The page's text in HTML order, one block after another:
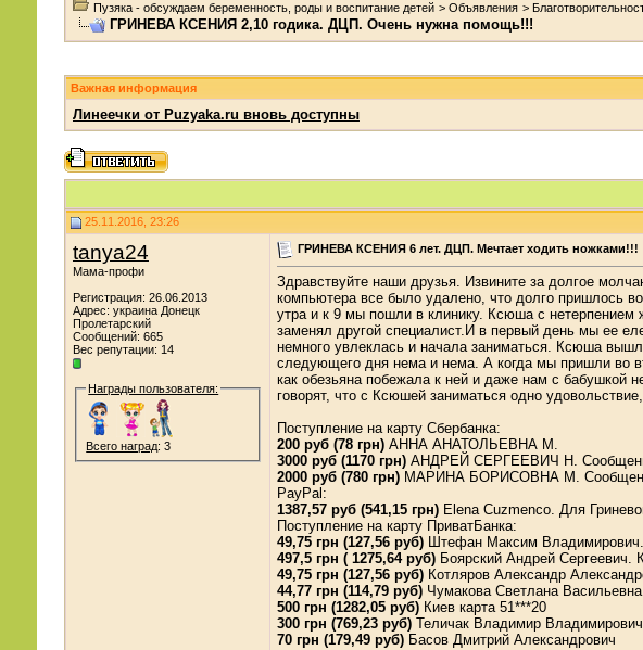
Пузяка - обсуждаем беременность, роды и воспитание детей > Объявления >
ГРИНЕВА КСЕНИЯ 2,10 годика. ДЦП. Очень нужна помощь!!!
Важная информация
Линеечки от Puzyaka.ru вновь доступны
25.11.2016, 23:26
tanya24
Мама-профи
Регистрация: 26.06.2013
Адрес: украина Донецк
Пролетарский
Сообщений: 665
Вес репутации: 14
Награды пользователя:
Всего наград: 3
ГРИНЕВА КСЕНИЯ 6 лет. ДЦП. Мечтает ходить ножками!!!
Здравствуйте наши друзья. Извините за долгое
компьютера все было удалено, что долго пришлось
утра и к 9 мы пошли в клинику. Ксюша с нетерпением
заменял другой специалист.И в первый день мы ее
немного увлеклась и начала заниматься. Ксюша
следующего дня нема и нема. А когда мы пришли во
как обезьяна побежала к ней и даже нам с бабушкой
говорят, что с Ксюшей заниматься одно
Поступление на карту Сбербанка:
200 руб (78 грн)АННА АНАТОЛЬЕВНА М.
3000 руб (1170 грн)АНДРЕЙ СЕРГЕЕВИЧ Н.
2000 руб (780 грн)МАРИНА БОРИСОВНА М.
PayPal:
1387,57 руб (541,15 грн)Elena Cuzmenco. Для
Поступление на карту ПриватБанка:
49,75 грн (127,56 руб) Штефан Максим
497,5 грн ( 1275,64 руб)Боярский Андрей Сергеевич.
49,75 грн (127,56 руб)Котляров Александр
44,77 грн (114,79 руб)Чумакова Светлана Васильевна
500 грн (1282,05 руб)Киев карта 51***20
300 грн (769,23 руб)Теличак Владимир Владимирович
70 грн (179,49 руб)Басов Дмитрий Александрович